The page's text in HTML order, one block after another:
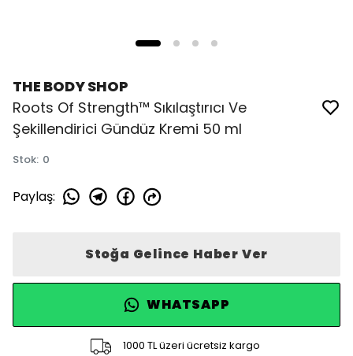
THE BODY SHOP
Roots Of Strength™ Sıkılaştırıcı Ve
Şekillendirici Gündüz Kremi 50 ml
Stok: 0
Paylaş:
Stoğa Gelince Haber Ver
WHATSAPP
1000 TL üzeri ücretsiz kargo